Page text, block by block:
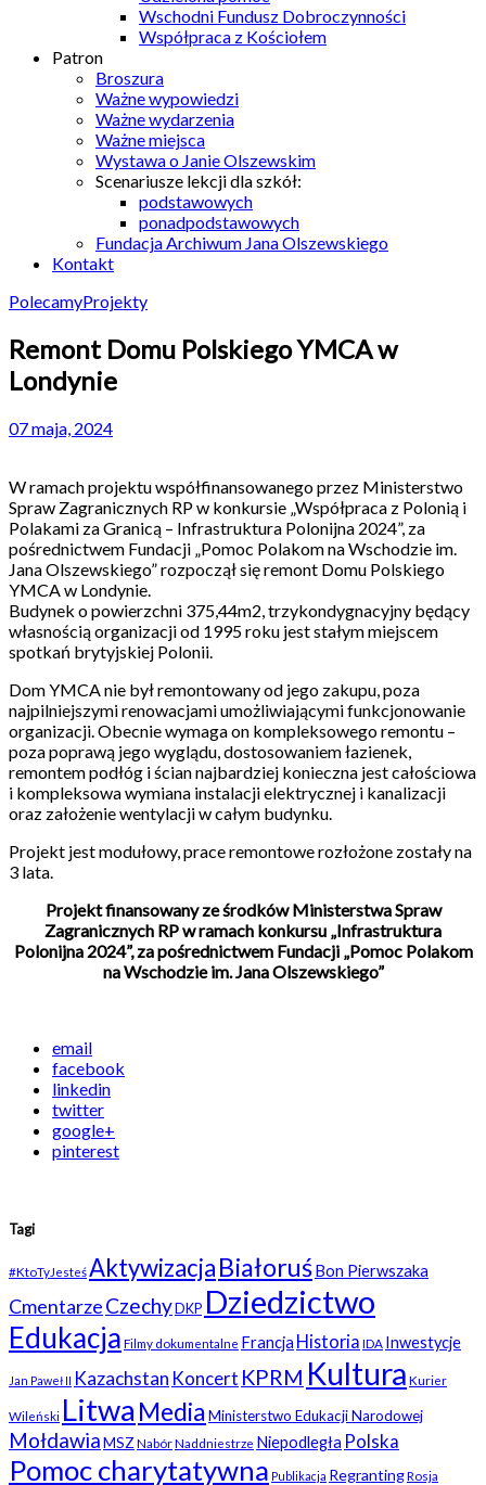
Wschodni Fundusz Dobroczynności
Współpraca z Kościołem
Patron
Broszura
Ważne wypowiedzi
Ważne wydarzenia
Ważne miejsca
Wystawa o Janie Olszewskim
Scenariusze lekcji dla szkół:
podstawowych
ponadpodstawowych
Fundacja Archiwum Jana Olszewskiego
Kontakt
PolecamyProjekty
Remont Domu Polskiego YMCA w
Londynie
07 maja, 2024
W ramach projektu współfinansowanego przez Ministerstwo
Spraw Zagranicznych RP w konkursie „Współpraca z Polonią i
Polakami za Granicą – Infrastruktura Polonijna 2024”, za
pośrednictwem Fundacji „Pomoc Polakom na Wschodzie im.
Jana Olszewskiego” rozpoczął się remont Domu Polskiego
YMCA w Londynie.
Budynek o powierzchni 375,44m2, trzykondygnacyjny będący
własnością organizacji od 1995 roku jest stałym miejscem
spotkań brytyjskiej Polonii.
Dom YMCA nie był remontowany od jego zakupu, poza
najpilniejszymi renowacjami umożliwiającymi funkcjonowanie
organizacji. Obecnie wymaga on kompleksowego remontu –
poza poprawą jego wyglądu, dostosowaniem łazienek,
remontem podłóg i ścian najbardziej konieczna jest całościowa
i kompleksowa wymiana instalacji elektrycznej i kanalizacji
oraz założenie wentylacji w całym budynku.
Projekt jest modułowy, prace remontowe rozłożone zostały na
3 lata.
Projekt finansowany ze środków Ministerstwa Spraw
Zagranicznych RP w ramach konkursu „Infrastruktura
Polonijna 2024”, za pośrednictwem Fundacji „Pomoc Polakom
na Wschodzie im. Jana Olszewskiego”
email
facebook
linkedin
twitter
google+
pinterest
Tagi
#KtoTyJesteśAktywizacjaBiałoruśBon Pierwszaka
CmentarzeCzechyDKP Dziedzictwo
Edukacja Filmy dokumentalne Francja Historia IDA Inwestycje
Jan Paweł II Kazachstan Koncert KPRM Kultura Kurier
Wileński Litwa MediaMinisterstwo Edukacji Narodowej
MołdawiaMSZ NabórNaddniestrze Niepodległa Polska
Pomoc charytatywna Publikacja RegrantingRosja